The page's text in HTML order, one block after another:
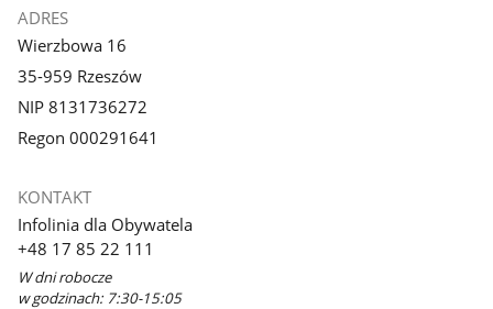
ADRES
Wierzbowa 16
35-959 Rzeszów
NIP 8131736272
Regon 000291641
KONTAKT
Infolinia dla Obywatela
+48 17 85 22 111
W dni robocze
w godzinach: 7:30-15:05